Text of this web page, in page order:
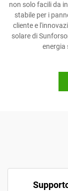
non solo facili da
stabile per i
cliente e
solare di
energia